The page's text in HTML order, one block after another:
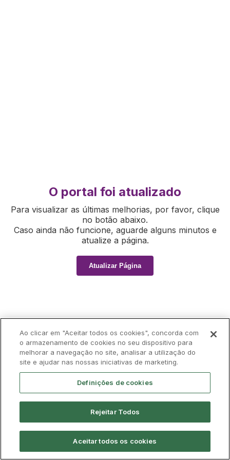
O portal foi atualizado
Para visualizar as últimas melhorias, por favor, clique
no botão abaixo.
Caso ainda não funcione, aguarde alguns minutos e
atualize a página.
Atualizar Página
Ao clicar em "Aceitar todos os cookies", concorda com
o armazenamento de cookies no seu dispositivo para
melhorar a navegação no site, analisar a utilização do
site e ajudar nas nossas iniciativas de marketing.
Definições de cookies
Rejeitar Todos
Aceitar todos os cookies